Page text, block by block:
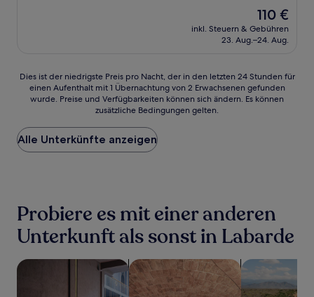
Der
Preis
beträgt
110 €
inkl. Steuern & Gebühren
23. Aug.–24. Aug.
Dies
der
Preis
pro
Nacht,
24 Stunden
für
einen
mit
Dies ist der niedrigste Preis pro Nacht, der in den letzten 24 Stunden für
einen Aufenthalt mit 1 Übernachtung von 2 Erwachsenen gefunden
wurde. Preise und Verfügbarkeiten können sich ändern. Es können
zusätzliche Bedingungen gelten.
Alle Unterkünfte anzeigen
Probiere es mit einer anderen
Unterkunft als sonst in Labarde
Suche nach haustierfreundlichen Unterkünften
Suche nach Unterkünften mit
Suche nach